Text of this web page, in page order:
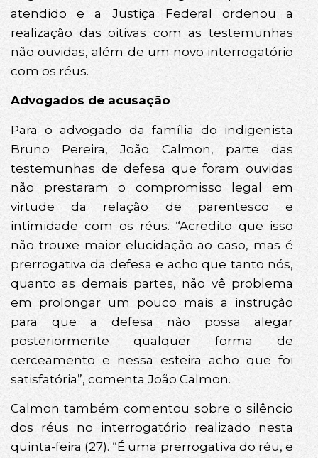
atendido e a Justiça Federal ordenou a
realização das oitivas com as testemunhas
não ouvidas, além de um novo interrogatório
com os réus.
Advogados de acusação
Para o advogado da família do indigenista
Bruno Pereira, João Calmon, parte das
testemunhas de defesa que foram ouvidas
não prestaram o compromisso legal em
virtude da relação de parentesco e
intimidade com os réus. “Acredito que isso
não trouxe maior elucidação ao caso, mas é
prerrogativa da defesa e acho que tanto nós,
quanto as demais partes, não vê problema
em prolongar um pouco mais a instrução
para que a defesa não possa alegar
posteriormente qualquer forma de
cerceamento e nessa esteira acho que foi
satisfatória”, comenta João Calmon.
Calmon também comentou sobre o silêncio
dos réus no interrogatório realizado nesta
quinta-feira (27). “É uma prerrogativa do réu, e